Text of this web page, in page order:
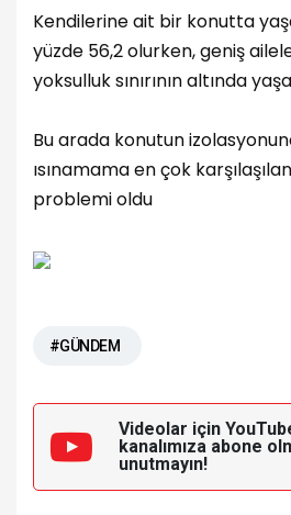
Kendilerine ait bir konutta
yüzde 56,2 olurken, geniş
yoksulluk sınırının altında
Bu arada konutun
ısınamama en çok
problemi oldu
#GÜNDEM
Videolar için
kanalımıza abone
unutmayın!